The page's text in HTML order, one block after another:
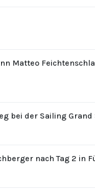
Matteo
bei der Sailing
nach Tag 2 in